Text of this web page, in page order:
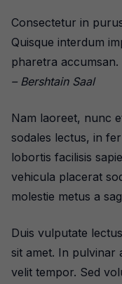
Consectetur in
Quisque interdum
pharetra accumsan.
– Bershtain Saal
Nam laoreet, nunc
sodales lectus, in
lobortis facilisis
vehicula placerat
molestie metus a
Duis vulputate
sit amet. In pulvinar
velit tempor. Sed